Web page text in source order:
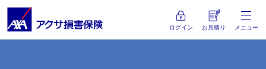
ログイン お見積り メニュー